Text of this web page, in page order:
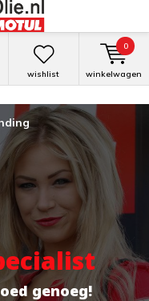
wishlist winkelwagen
0
goed? Geld terug!
genoeg!